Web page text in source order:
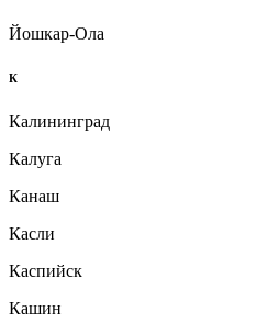
Йошкар-Ола
К
Калининград
Калуга
Канаш
Касли
Каспийск
Кашин